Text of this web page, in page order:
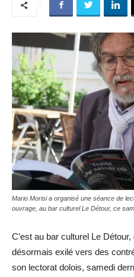
Mario Morisi a organisé une séance de
ouvrage, au bar culturel Le Détour, ce
C’est au bar culturel Le
désormais exilé vers des
son lectorat dolois, samedi